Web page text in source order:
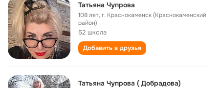
Татьяна Чупрова
108 лет,г. Краснокаменск (Краснокаменский
район)
52 школа
Добавить в друзья
Татьяна Чупрова ( Добрадова)